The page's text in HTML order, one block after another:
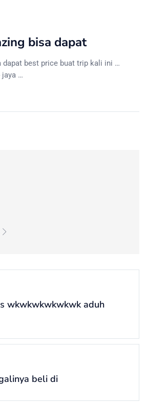
bisa dapat
dapat best price buat trip kali ini …
jaya …
wkwkwkwkwkwk aduh
beli di